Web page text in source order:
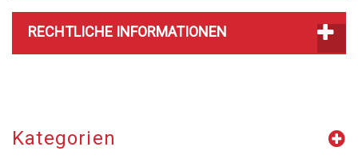
RECHTLICHE INFORMATIONEN
Kategorien